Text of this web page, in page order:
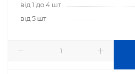
від 1 до 4 шт
від 5 шт